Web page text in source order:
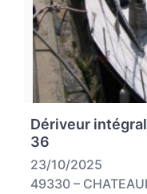
Dériveur
36
23/10/2025
49330 –